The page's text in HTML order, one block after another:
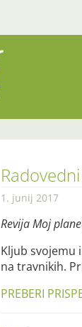
1. junij 2017
Revija Moj
Kljub svojemu
na travnikih.
PREBERI